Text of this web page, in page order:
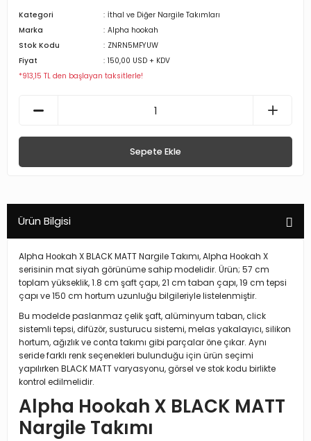
Kategori
İthal ve Diğer Nargile Takımları
Marka
Alpha hookah
Stok Kodu
ZNRN5MFYUW
Fiyat
150,00 USD + KDV
*913,15 TL den başlayan taksitlerle!
Sepete Ekle
Ürün Bilgisi
Alpha Hookah X BLACK MATT Nargile Takımı, Alpha Hookah X
serisinin mat siyah görünüme sahip modelidir. Ürün; 57 cm
toplam yükseklik, 1.8 cm şaft çapı, 21 cm taban çapı, 19 cm tepsi
çapı ve 150 cm hortum uzunluğu bilgileriyle listelenmiştir.
Bu modelde paslanmaz çelik şaft, alüminyum taban, click
sistemli tepsi, difüzör, susturucu sistemi, melas yakalayıcı, silikon
hortum, ağızlık ve conta takımı gibi parçalar öne çıkar. Aynı
seride farklı renk seçenekleri bulunduğu için ürün seçimi
yapılırken BLACK MATT varyasyonu, görsel ve stok kodu birlikte
kontrol edilmelidir.
Alpha Hookah X BLACK MATT
Nargile Takımı